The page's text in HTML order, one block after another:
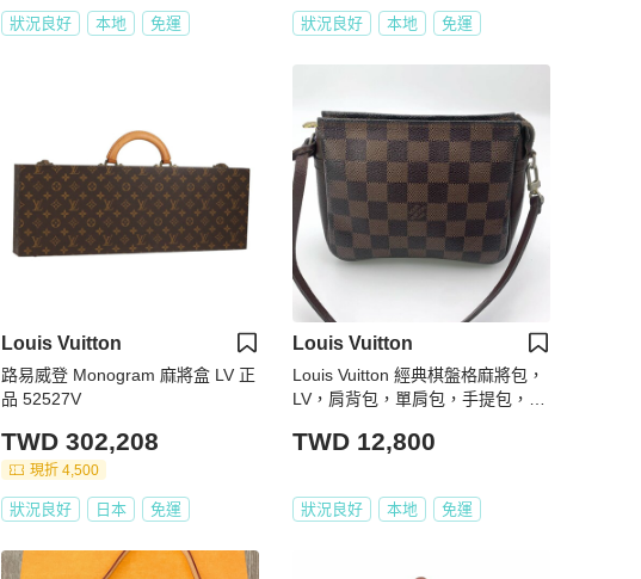
狀況良好 本地 免運 狀況良好 本地 免運
Louis Vuitton
路易威登 Monogram 麻將盒 LV 正
品 52527V
TWD 302,208
現折 4,500
狀況良好 日本 免運
Louis Vuitton
Louis Vuitton 經典棋盤格麻將包，
LV，肩背包，單肩包，手提包，隨
現貨，免運
TWD 12,800
狀況良好 本地 免運